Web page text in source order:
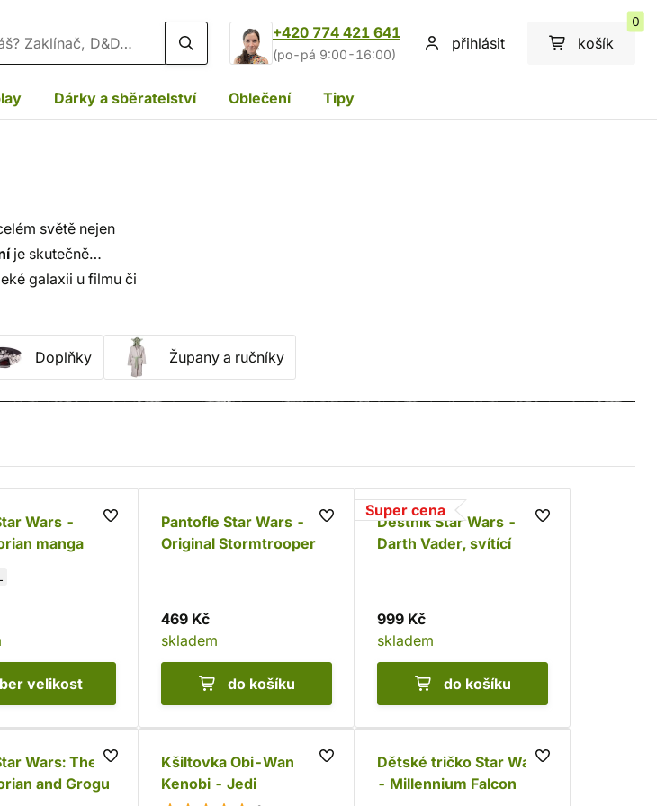
+420 774 421 641
(po-pá 9:00-16:00)
přihlásit košík
0
Dárky a sběratelství Oblečení Tipy
světě nejen
je skutečně
galaxii u filmu či
kroku provází
Doplňky Župany a ručníky
Wars -
manga
velikost
Pantofle Star Wars -
Original Stormtrooper
469 Kč
skladem
do košíku
Super cena
Deštník Star Wars -
Darth Vader, svítící
999 Kč
skladem
do košíku
Wars: The
and Grogu
Kšiltovka Obi-Wan
Kenobi - Jedi
Dětské tričko Star Wars
- Millennium Falcon